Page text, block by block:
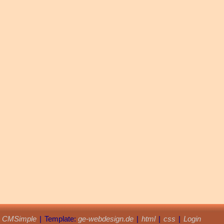
CMSimple | Template: ge-webdesign.de | html | css | Login